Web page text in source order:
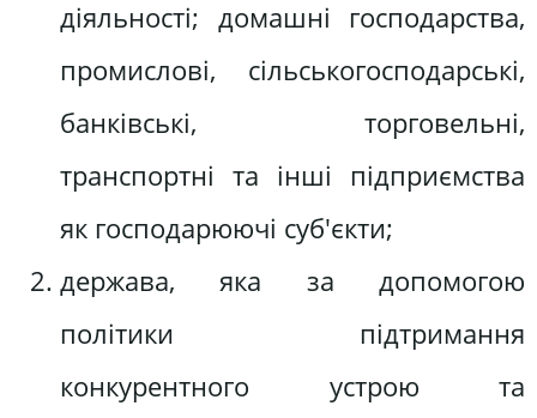
діяльності; домашні господарства,
промислові, сільськогосподарські,
банківські, торговельні,
транспортні та інші підприємства
як господарюючі суб'єкти;
держава, яка за допомогою
політики підтримання
конкурентного устрою та